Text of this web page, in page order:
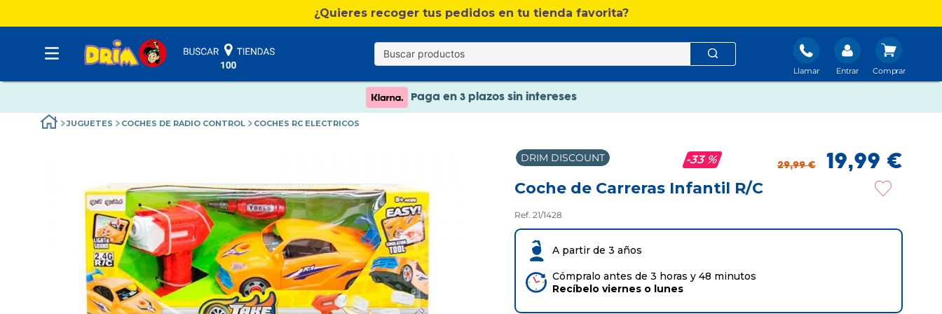
¿Quieres recoger tus pedidos en tu tienda favorita?
Llamar Entrar
Nuevo catálogo Verano
Envío gratis. A partir de 60€(excepto Baleares)
Paga en 3 plazos sin intereses
Nuevo catálogo Verano
JUGUETES COCHES DE RADIO CONTROL COCHES RC ELECTRICOS
DRIM DISCOUNT 33 % 29,99 € 19,99 €
Coche de Carreras Infantil R/C
Ref. 21/1428
A partir de 3 años
Cómpralo antes de 3 horas y 48 minutos
Recíbelo viernes o lunes